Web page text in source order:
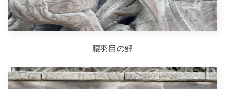
腰羽目の鯉